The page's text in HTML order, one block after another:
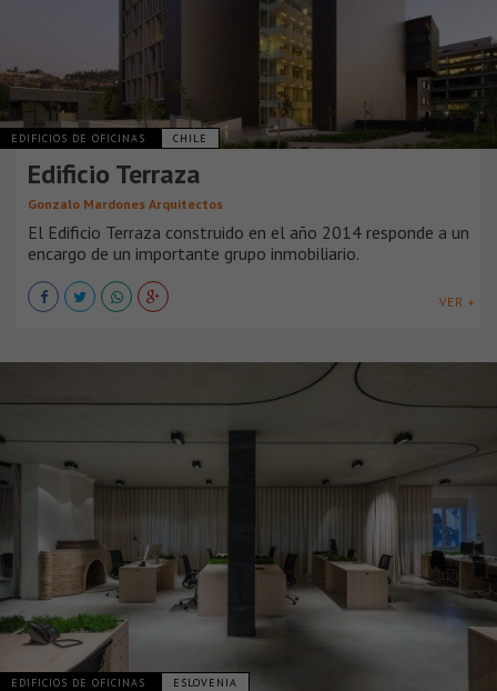
EDIFICIOS DE OFICINAS CHILE
Edificio Terraza
Gonzalo Mardones Arquitectos
El Edificio Terraza construido en el año 2014 responde a un
encargo de un importante grupo inmobiliario.
VER +
EDIFICIOS DE OFICINAS ESLOVENIA